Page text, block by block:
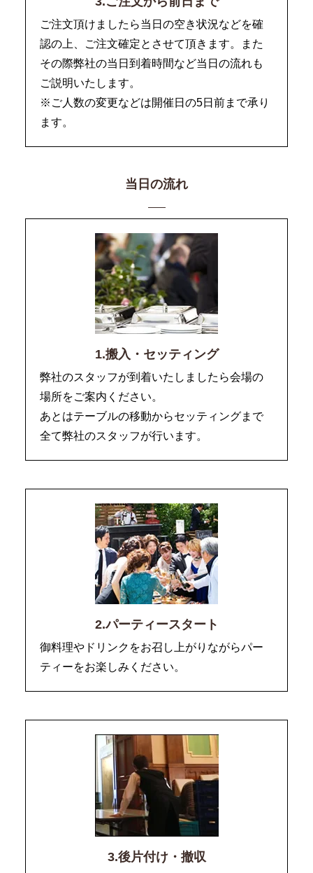
ご注文頂けましたら当日の空き状況などを確
認の上、ご注文確定とさせて頂きます。また
その際弊社の当日到着時間など当日の流れも
ご説明いたします。
※ご人数の変更などは開催日の5日前まで承り
ます。
当日の流れ
1.搬入・セッティング
弊社のスタッフが到着いたしましたら会場の
場所をご案内ください。
あとはテーブルの移動からセッティングまで
全て弊社のスタッフが行います。
2.パーティースタート
御料理やドリンクをお召し上がりながらパー
ティーをお楽しみください。
3.後片付け・撤収